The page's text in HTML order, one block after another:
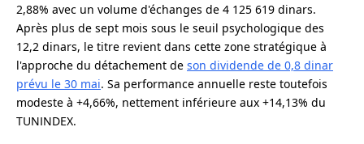
2,88% avec un volume d'échanges de 4 125 619 dinars.
Après plus de sept mois sous le seuil psychologique des
12,2 dinars, le titre revient dans cette zone stratégique à
l'approche du détachement de son dividende de 0,8 dinar
prévu le 30 mai. Sa performance annuelle reste toutefois
modeste à +4,66%, nettement inférieure aux +14,13% du
TUNINDEX.